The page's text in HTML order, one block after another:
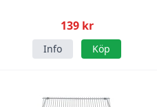
139 kr
Info Köp